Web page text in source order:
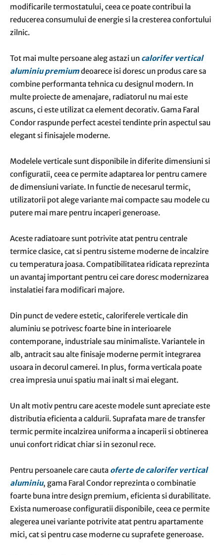
modificarile termostatului, ceea ce poate contribui la
reducerea consumului de energie si la cresterea confortului
zilnic.
Tot mai multe persoane aleg astazi un calorifer vertical
aluminiu premiumdeoarece isi doresc un produs care sa
combine performanta tehnica cu designul modern. In
multe proiecte de amenajare, radiatorul nu mai este
ascuns, ci este utilizat ca element decorativ. Gama Faral
Condor raspunde perfect acestei tendinte prin aspectul sau
elegant si finisajele moderne.
Modelele verticale sunt disponibile in diferite dimensiuni si
configuratii, ceea ce permite adaptarea lor pentru camere
de dimensiuni variate. In functie de necesarul termic,
utilizatorii pot alege variante mai compacte sau modele cu
putere mai mare pentru incaperi generoase.
Aceste radiatoare sunt potrivite atat pentru centrale
termice clasice, cat si pentru sisteme moderne de incalzire
cu temperatura joasa. Compatibilitatea ridicata reprezinta
un avantaj important pentru cei care doresc modernizarea
instalatiei fara modificari majore.
Din punct de vedere estetic, caloriferele verticale din
aluminiu se potrivesc foarte bine in interioarele
contemporane, industriale sau minimaliste. Variantele in
alb, antracit sau alte finisaje moderne permit integrarea
usoara in decorul camerei. In plus, forma verticala poate
crea impresia unui spatiu mai inalt si mai elegant.
Un alt motiv pentru care aceste modele sunt apreciate este
distributia eficienta a caldurii. Suprafata mare de transfer
termic permite incalzirea uniforma a incaperii si obtinerea
unui confort ridicat chiar si in sezonul rece.
Pentru persoanele care cauta oferte de calorifer vertical
aluminiu, gama Faral Condor reprezinta o combinatie
foarte buna intre design premium, eficienta si durabilitate.
Exista numeroase configuratii disponibile, ceea ce permite
alegerea unei variante potrivite atat pentru apartamente
mici, cat si pentru case moderne cu suprafete generoase.